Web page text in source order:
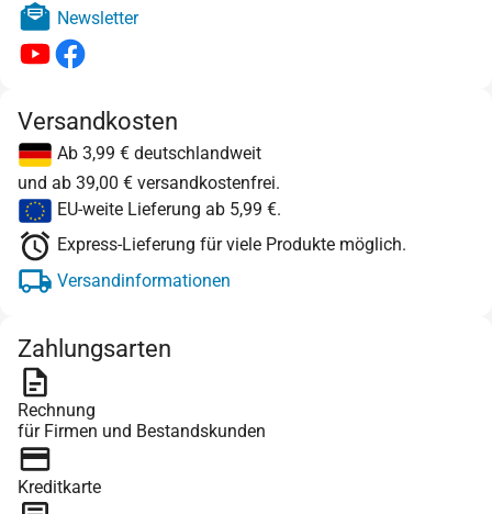
Newsletter
Versandkosten
Ab 3,99 € deutschlandweit
und ab 39,00 € versandkostenfrei.
EU-weite Lieferung ab 5,99 €.
Express-Lieferung für viele Produkte möglich.
Versandinformationen
Zahlungsarten
Rechnung
für Firmen und Bestandskunden
Kreditkarte